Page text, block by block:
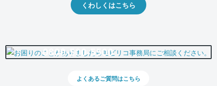
くわしくはこちら
0800-500-5500
よくあるご質問はこちら